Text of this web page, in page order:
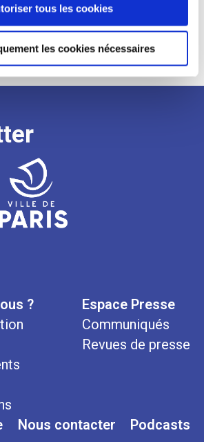
tous les cookies
les cookies nécessaires
?
Espace Presse
Communiqués
Revues de presse
Nous contacter Podcasts